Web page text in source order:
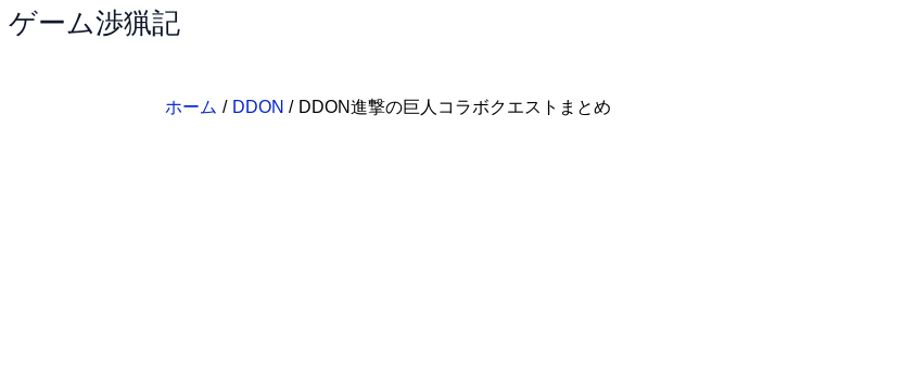
内
ゲーム渉猟記
ホーム DDON DDON進撃の巨人コラボクエストまとめ